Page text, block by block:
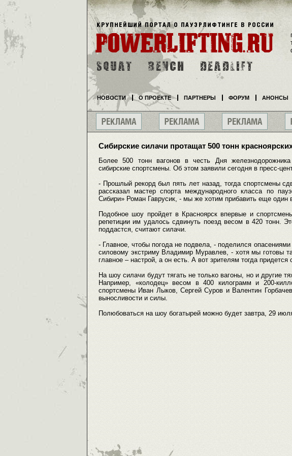
Сибирские силачи протащат 500 тонн
Более 500 тонн вагонов в честь Дня
сибирские спортсмены. Об этом заявили сегодня в пресс-
- Прошлый рекорд был пять лет назад, тогда спортсмены
рассказал мастер спорта международного класса по
Сибири» Роман Гаврусик, - мы же хотим прибавить еще один
Подобное шоу пройдет в Красноярск впервые и
репетиции им удалось сдвинуть поезд весом в 420 тонн.
поддастся, считают силачи.
- Главное, чтобы погода не подвела, - поделился
силовому экстриму Владимир Муравлев, - хотя мы готовы
главное – настрой, а он есть. А вот зрителям тогда придется
На шоу силачи будут тягать не только вагоны, но и другие
Например, «колодец» весом в 400 килограмм и 200-
спортсмены Иван Лыков, Сергей Суров и Валентин
выносливости и силы.
Полюбоваться на шоу богатырей можно будет завтра, 29
НОВОСТИ О ПРОЕКТЕ ПАРТНЕРЫ ФОРУМ АНОНСЫ